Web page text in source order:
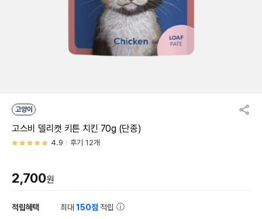
고양이
고스비 델리캣 키튼 치킨 70g (단종)
4.9 후기 12개
2,700원
적립혜택 최대150점 적립